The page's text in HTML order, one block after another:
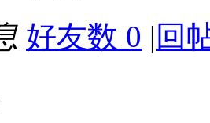
好友数 0 | 回